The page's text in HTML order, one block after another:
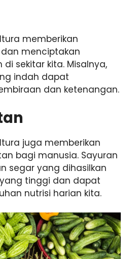
memberikan
menciptakan
sekitar kita. Misalnya,
indah dapat
dan ketenangan.
juga memberikan
bagi manusia. Sayuran
segar yang dihasilkan
tinggi dan dapat
nutrisi harian kita.